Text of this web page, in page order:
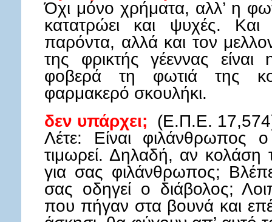
Όχι μόνο χρήματα, αλλ’ η
κατατρώει και ψυχές.
παρόντα, αλλά και τον
της φρικτής γέεννας
φοβερά τη φωτιά της
φαρμακερό σκουλήκι.
δεν υπάρχει; (Ε.Π.Ε.
Λέτε: Είναι φιλάνθρωπος
τιμωρεί. Δηλαδή, αν κολάση
για σας φιλάνθρωπος;
σας οδηγεί ο διάβολος;
που πήγαν στα βουνά και